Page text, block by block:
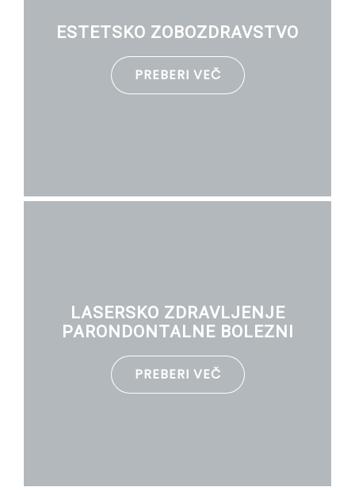
ESTETSKO ZOBOZDRAVSTVO
PREBERI VEČ
LASERSKO ZDRAVLJENJE
PARONDONTALNE BOLEZNI
PREBERI VEČ